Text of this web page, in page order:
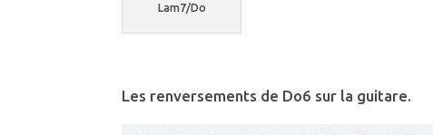
Lam7/Do
Les renversements de Do6 sur la guitare.